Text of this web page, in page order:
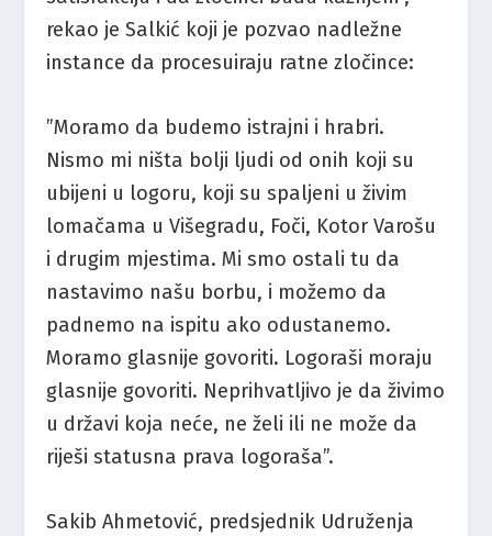
rekao je Salkić koji je pozvao nadležne
instance da procesuiraju ratne zločince:
”Moramo da budemo istrajni i hrabri.
Nismo mi ništa bolji ljudi od onih koji su
ubijeni u logoru, koji su spaljeni u živim
lomačama u Višegradu, Foči, Kotor Varošu
i drugim mjestima. Mi smo ostali tu da
nastavimo našu borbu, i možemo da
padnemo na ispitu ako odustanemo.
Moramo glasnije govoriti. Logoraši moraju
glasnije govoriti. Neprihvatljivo je da živimo
u državi koja neće, ne želi ili ne može da
riješi statusna prava logoraša”.
Sakib Ahmetović, predsjednik Udruženja